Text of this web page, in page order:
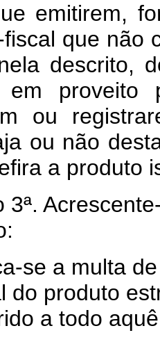
emitirem,
que não
descrito,
proveito
ou
ou não
a produto
3ª.
se a multa
do produto
a todo